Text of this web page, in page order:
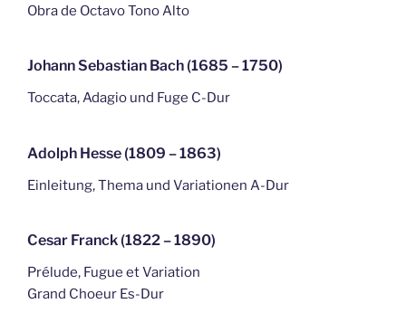
Obra de Octavo Tono Alto
Johann Sebastian Bach (1685 – 1750)
Toccata, Adagio und Fuge C-Dur
Adolph Hesse (1809 – 1863)
Einleitung, Thema und Variationen A-Dur
Cesar Franck (1822 – 1890)
Prélude, Fugue et Variation
Grand Choeur Es-Dur